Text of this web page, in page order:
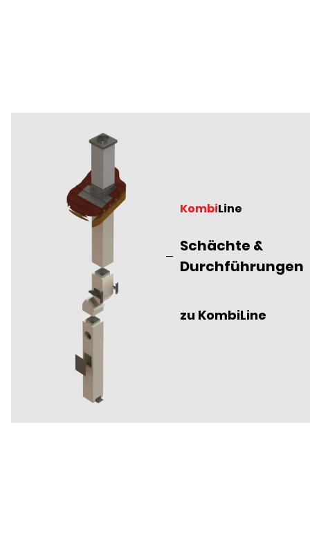
KombiLine
Schächte &
Durchführungen
zu KombiLine